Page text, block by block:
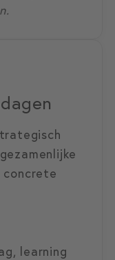
concrete
learning